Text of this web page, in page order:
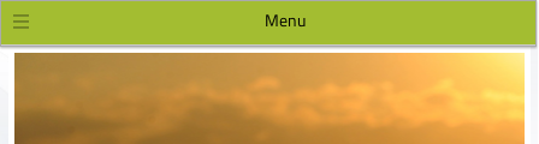
Menu